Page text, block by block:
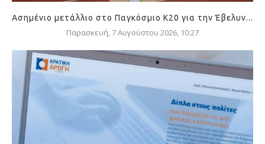
Ασημένιο μετάλλιο στο Παγκόσμιο Κ20 για την Έβελυν...
Παρασκευή, 7 Αυγούστου 2026, 10:27